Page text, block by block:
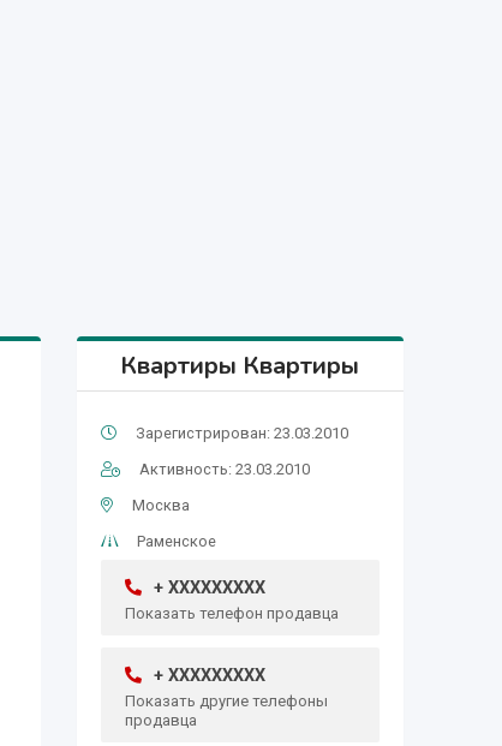
Квартиры Квартиры
Зарегистрирован: 23.03.2010
Активность: 23.03.2010
Москва
Раменское
+ XXXXXXXXX
Показать телефон продавца
+ XXXXXXXXX
Показать другие телефоны
продавца